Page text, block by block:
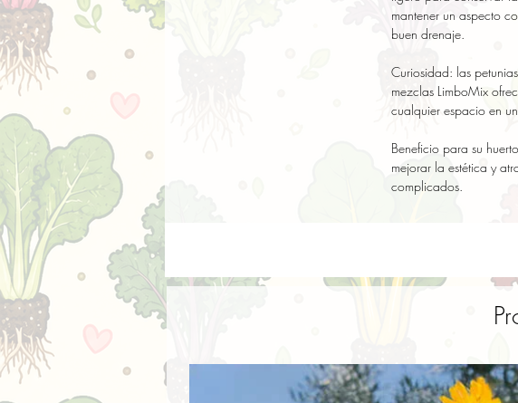
mantener un aspecto
buen drenaje.
Curiosidad: las
mezclas LimboMix
cualquier espacio en
Beneficio para su
mejorar la estética y
complicados.